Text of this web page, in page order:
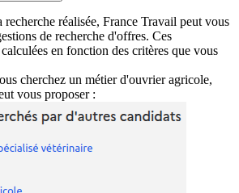
réalisée, France Travail peut vous
de recherche d'offres. Ces
en fonction des critères que vous
cherchez un métier d'ouvrier agricole,
vous proposer :